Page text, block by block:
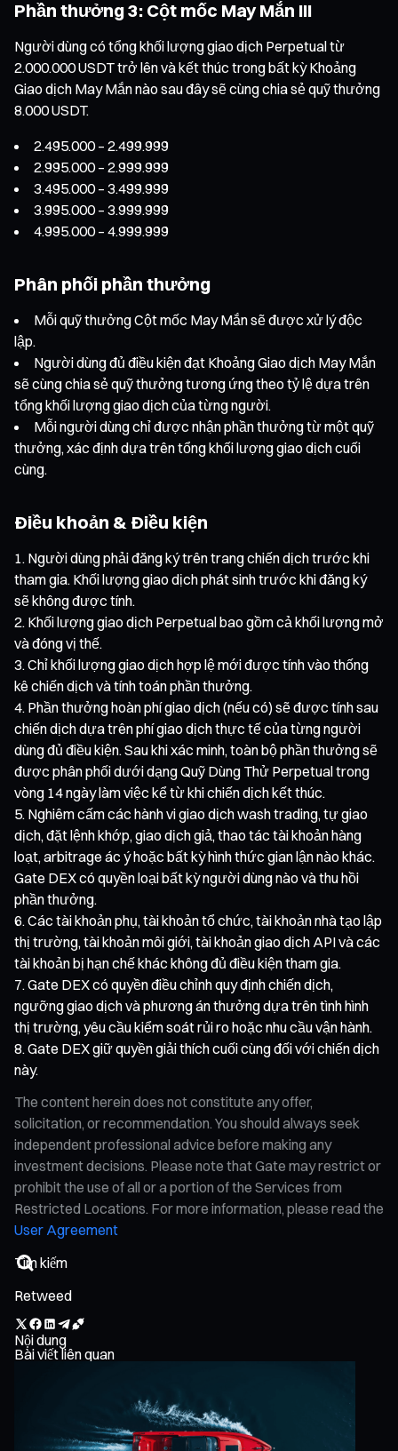
Phần thưởng 3: Cột mốc May Mắn III
Người dùng có tổng khối lượng giao dịch Perpetual từ
2.000.000 USDT trở lên và kết thúc trong bất kỳ Khoảng
Giao dịch May Mắn nào sau đây sẽ cùng chia sẻ quỹ thưởng
8.000 USDT.
2.495.000 – 2.499.999
2.995.000 – 2.999.999
3.495.000 – 3.499.999
3.995.000 – 3.999.999
4.995.000 – 4.999.999
Phân phối phần thưởng
Mỗi quỹ thưởng Cột mốc May Mắn sẽ được xử lý độc
lập.
Người dùng đủ điều kiện đạt Khoảng Giao dịch May Mắn
sẽ cùng chia sẻ quỹ thưởng tương ứng theo tỷ lệ dựa trên
tổng khối lượng giao dịch của từng người.
Mỗi người dùng chỉ được nhận phần thưởng từ một quỹ
thưởng, xác định dựa trên tổng khối lượng giao dịch cuối
cùng.
Điều khoản & Điều kiện
Người dùng phải đăng ký trên trang chiến dịch trước khi
tham gia. Khối lượng giao dịch phát sinh trước khi đăng ký
sẽ không được tính.
Khối lượng giao dịch Perpetual bao gồm cả khối lượng mở
và đóng vị thế.
Chỉ khối lượng giao dịch hợp lệ mới được tính vào thống
kê chiến dịch và tính toán phần thưởng.
Phần thưởng hoàn phí giao dịch (nếu có) sẽ được tính sau
chiến dịch dựa trên phí giao dịch thực tế của từng người
dùng đủ điều kiện. Sau khi xác minh, toàn bộ phần thưởng sẽ
được phân phối dưới dạng Quỹ Dùng Thử Perpetual trong
vòng 14 ngày làm việc kể từ khi chiến dịch kết thúc.
Nghiêm cấm các hành vi giao dịch wash trading, tự giao
dịch, đặt lệnh khớp, giao dịch giả, thao tác tài khoản hàng
loạt, arbitrage ác ý hoặc bất kỳ hình thức gian lận nào khác.
Gate DEX có quyền loại bất kỳ người dùng nào và thu hồi
phần thưởng.
Các tài khoản phụ, tài khoản tổ chức, tài khoản nhà tạo lập
thị trường, tài khoản môi giới, tài khoản giao dịch API và các
tài khoản bị hạn chế khác không đủ điều kiện tham gia.
Gate DEX có quyền điều chỉnh quy định chiến dịch,
ngưỡng giao dịch và phương án thưởng dựa trên tình hình
thị trường, yêu cầu kiểm soát rủi ro hoặc nhu cầu vận hành.
Gate DEX giữ quyền giải thích cuối cùng đối với chiến dịch
này.
The content herein does not constitute any offer,
solicitation, or recommendation. You should always seek
independent professional advice before making any
investment decisions. Please note that Gate may restrict or
prohibit the use of all or a portion of the Services from
Restricted Locations. For more information, please read the
User Agreement
Retweed
Nội dung
Bài viết liên quan